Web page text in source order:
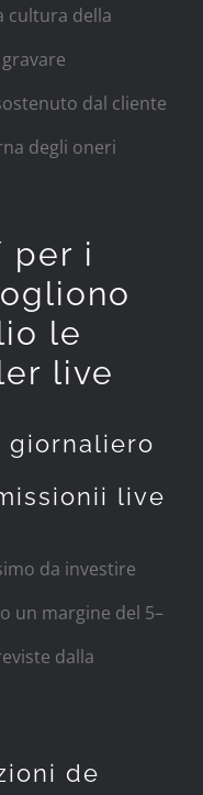
cultura della
dal cliente
degli oneri
per i
le
live
giornaliero
live
da investire
un margine del 5–
dalla
de